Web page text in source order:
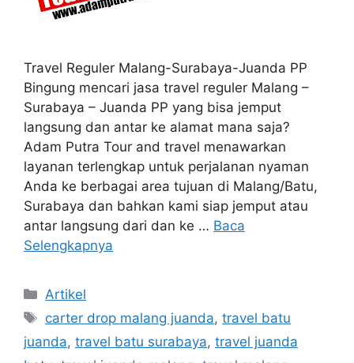
Travel Reguler Malang-Surabaya-Juanda PP
Bingung mencari jasa travel reguler Malang –
Surabaya – Juanda PP yang bisa jemput
langsung dan antar ke alamat mana saja?
Adam Putra Tour and travel menawarkan
layanan terlengkap untuk perjalanan nyaman
Anda ke berbagai area tujuan di Malang/Batu,
Surabaya dan bahkan kami siap jemput atau
antar langsung dari dan ke … Baca
Selengkapnya
Kategori
Artikel
Tag
carter drop malang juanda,travel batu
juanda, travel batu surabaya, travel juanda